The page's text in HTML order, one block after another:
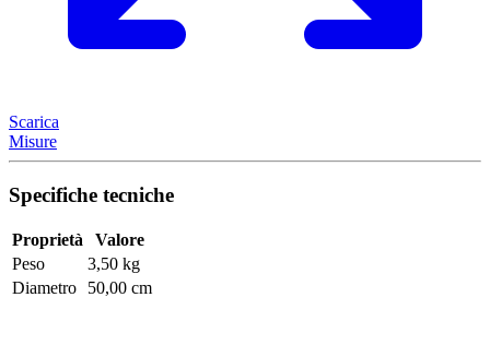
Scarica
Misure
Specifiche tecniche
Proprietà
Valore
Peso
3,50 kg
Diametro
50,00 cm